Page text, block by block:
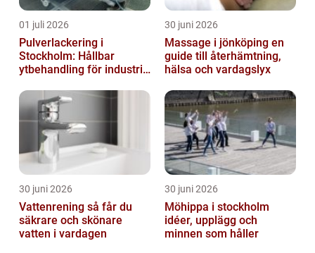
01 juli 2026
Pulverlackering i
Stockholm: Hållbar
ytbehandling för industri
30 juni 2026
Massage i jönköping en
guide till återhämtning,
hälsa och vardagslyx
30 juni 2026
Vattenrening så får du
säkrare och skönare
vatten i vardagen
30 juni 2026
Möhippa i stockholm
idéer, upplägg och
minnen som håller